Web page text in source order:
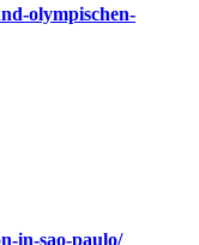
olympischen-
in-sao-paulo/